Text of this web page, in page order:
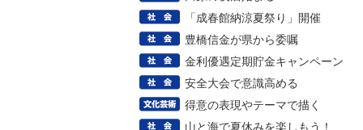
「成春館納涼夏祭り」開催
豊橋信金が県から委嘱
金利優遇定期貯金キャンペーン
安全大会で意識高める
得意の表現やテーマで描く
山と海で夏休みを楽しもう！